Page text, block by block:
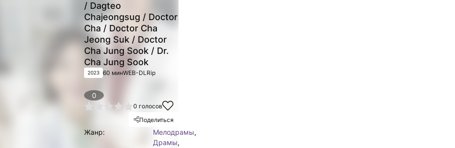
/ Dagteo
Chajeongsug / Doctor
Cha / Doctor Cha
Jeong Suk / Doctor
Cha Jung Sook / Dr.
Cha Jung Sook
2023 60 минWEB-DLRip
0
2 3 0 голосов
Поделиться
Жанр: Мелодрамы,
Драмы,